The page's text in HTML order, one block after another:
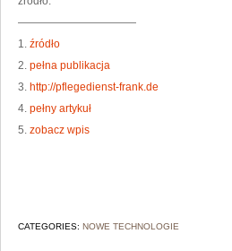
———————————
1. źródło
2. pełna publikacja
3. http://pflegedienst-frank.de
4. pełny artykuł
5. zobacz wpis
CATEGORIES: NOWE TECHNOLOGIE